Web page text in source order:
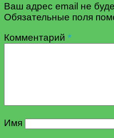
Ваш адрес email не
Обязательные поля
Комментарий *
Имя